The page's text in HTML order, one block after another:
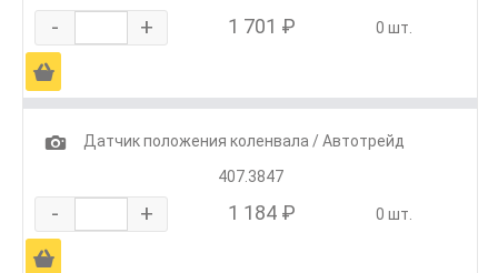
- + 1 701 ₽ 0 шт.
Ä
1
Датчик положения коленвала / Автотрейд
407.3847
- + 1 184 ₽ 0 шт.
Ä